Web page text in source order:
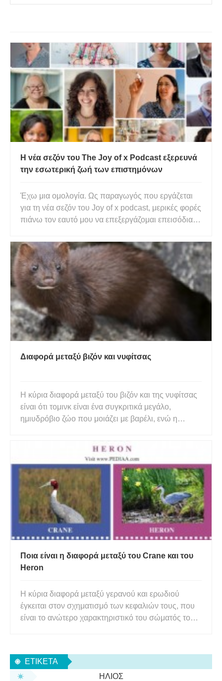
Η νέα σεζόν του The Joy of x Podcast εξερευνά
την εσωτερική ζωή των επιστημόνων
Έχω μια ομολογία. Ως παραγωγός που εργάζεται
για τη νέα σεζόν του Joy of x podcast, μερικές φορές
πιάνω τον εαυτό μου να επεξεργάζομαι επεισόδια
δωμάτιο; Είναι σχεδόν σαν να έχω περιπλανηθεί σε
κάποιο μπαρ του ξενοδοχείου, και η τελευταία
ανοιχτή θέση είνα
Διαφορά μεταξύ βιζόν και νυφίτσας
Η κύρια διαφορά μεταξύ του βιζόν και της νυφίτσας
είναι ότι τομινκ είναι ένα συγκριτικά μεγάλο,
ημιυδρόβιο ζώο που μοιάζει με βαρέλι, ενώ η
αγροτικές εκτάσεις, λιβάδια και βαθιά δάση. Ο μινκ
και η νυφίτσα είνα
Ποια είναι η διαφορά μεταξύ του Crane και του
Heron
Η κύρια διαφορά μεταξύ γερανού και ερωδιού
έγκειται στον σχηματισμό των κεφαλιών τους, που
είναι το ανώτερο χαρακτηριστικό του σώματός τους.
χνουδωτά κεφάλια με μικρά φτερά. Οι περισσότεροι
πιστεύουν ότι ο γεραν
ΕΤΙΚΈΤΑ
ΉΛΙΟΣ